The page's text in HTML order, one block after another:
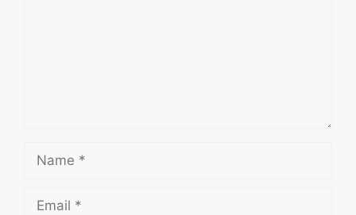
Name
Email